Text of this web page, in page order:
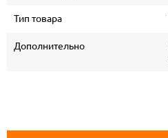
Тип товара
Дополнительно